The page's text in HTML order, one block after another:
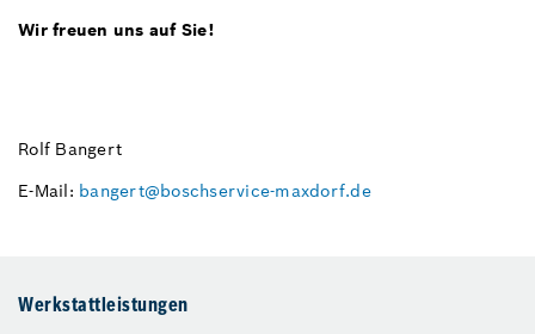
Wir freuen uns auf Sie!
Rolf Bangert
E-Mail: bangert@boschservice-maxdorf.de
Werkstattleistungen